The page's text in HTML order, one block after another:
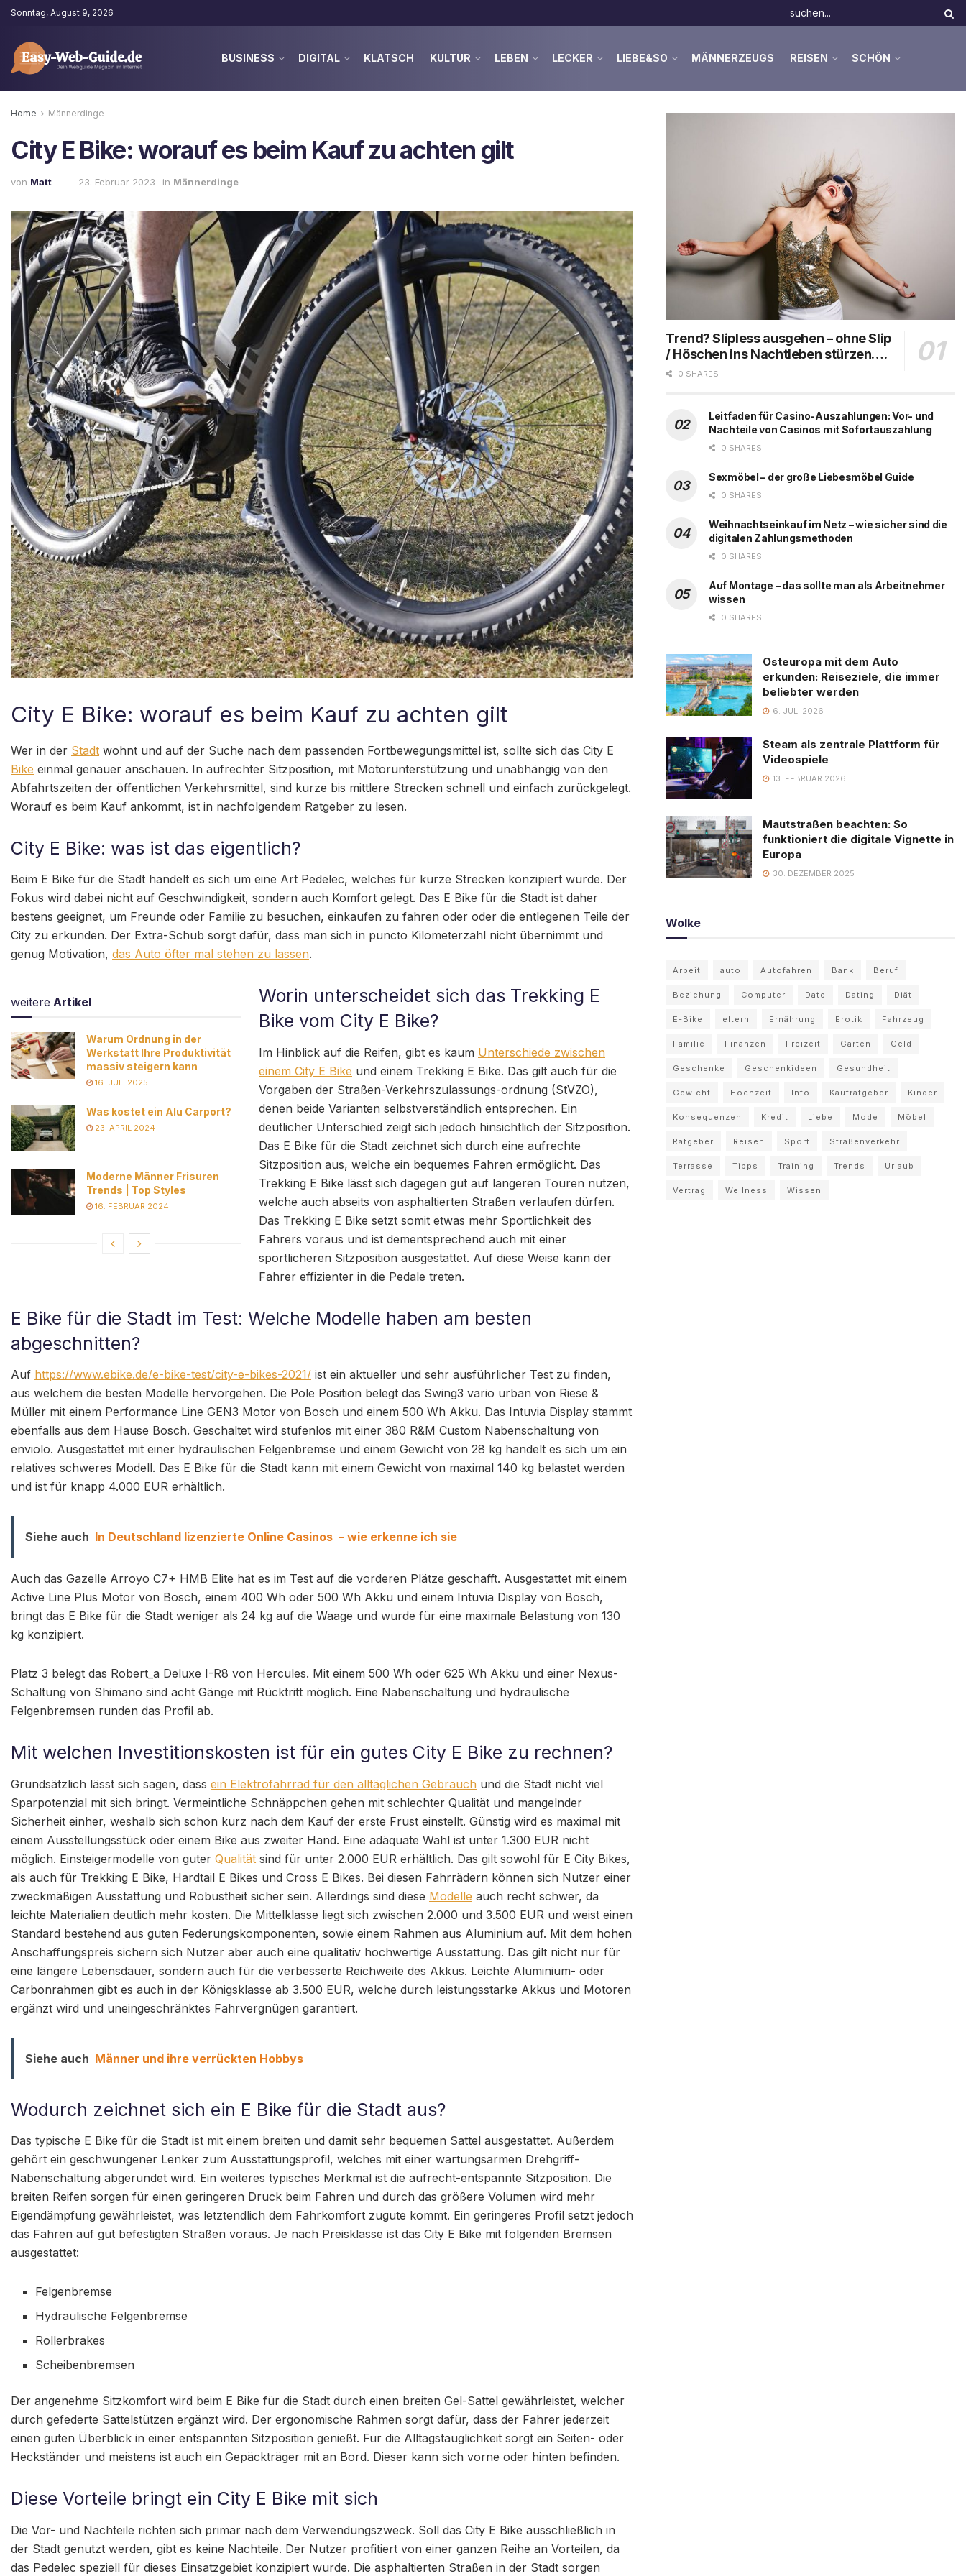
Sonntag, August 9, 2026
BUSINESS DIGITAL KLATSCH KULTUR LEBEN LECKER LIEBE&SO MÄNNERZEUGS REISEN SCHÖN
Home Männerdinge
City E Bike: worauf es beim Kauf zu achten gilt
von Matt 23. Februar 2023 in Männerdinge
City E Bike: worauf es beim Kauf zu achten gilt
Wer in der Stadt wohnt und auf der Suche nach dem passenden Fortbewegungsmittel ist, sollte sich das City E
Bike einmal genauer anschauen. In aufrechter Sitzposition, mit Motorunterstützung und unabhängig von den
Abfahrtszeiten der öffentlichen Verkehrsmittel, sind kurze bis mittlere Strecken schnell und einfach zurückgelegt.
Worauf es beim Kauf ankommt, ist in nachfolgendem Ratgeber zu lesen.
City E Bike: was ist das eigentlich?
Beim E Bike für die Stadt handelt es sich um eine Art Pedelec, welches für kurze Strecken konzipiert wurde. Der
Fokus wird dabei nicht auf Geschwindigkeit, sondern auch Komfort gelegt. Das E Bike für die Stadt ist daher
bestens geeignet, um Freunde oder Familie zu besuchen, einkaufen zu fahren oder oder die entlegenen Teile der
City zu erkunden. Der Extra-Schub sorgt dafür, dass man sich in puncto Kilometerzahl nicht übernimmt und
genug Motivation, das Auto öfter mal stehen zu lassen.
weitere Artikel
Warum Ordnung in der
Werkstatt Ihre Produktivität
massiv steigern kann
16. JULI 2025
Was kostet ein Alu Carport?
23. APRIL 2024
Moderne Männer Frisuren
Trends | Top Styles
16. FEBRUAR 2024
Worin unterscheidet sich das Trekking E
Bike vom City E Bike?
Im Hinblick auf die Reifen, gibt es kaum Unterschiede zwischen
einem City E Bike und einem Trekking E Bike. Das gilt auch für die
Vorgaben der Straßen-Verkehrszulassungs-ordnung (StVZO),
denen beide Varianten selbstverständlich entsprechen. Ein
deutlicher Unterschied zeigt sich jedoch hinsichtlich der Sitzposition.
Das E Bike für die Stadt zeichnet sich durch eine aufrechte
Sitzposition aus, welche ein bequemes Fahren ermöglicht. Das
Trekking E Bike lässt sich dagegen gut auf längeren Touren nutzen,
welche auch abseits von asphaltierten Straßen verlaufen dürfen.
Das Trekking E Bike setzt somit etwas mehr Sportlichkeit des
Fahrers voraus und ist dementsprechend auch mit einer
sportlicheren Sitzposition ausgestattet. Auf diese Weise kann der
Fahrer effizienter in die Pedale treten.
E Bike für die Stadt im Test: Welche Modelle haben am besten
abgeschnitten?
Auf https://www.ebike.de/e-bike-test/city-e-bikes-2021/ ist ein aktueller und sehr ausführlicher Test zu finden,
aus welchem die besten Modelle hervorgehen. Die Pole Position belegt das Swing3 vario urban von Riese &
Müller mit einem Performance Line GEN3 Motor von Bosch und einem 500 Wh Akku. Das Intuvia Display stammt
ebenfalls aus dem Hause Bosch. Geschaltet wird stufenlos mit einer 380 R&M Custom Nabenschaltung von
enviolo. Ausgestattet mit einer hydraulischen Felgenbremse und einem Gewicht von 28 kg handelt es sich um ein
relatives schweres Modell. Das E Bike für die Stadt kann mit einem Gewicht von maximal 140 kg belastet werden
und ist für knapp 4.000 EUR erhältlich.
Siehe auch In Deutschland lizenzierte Online Casinos – wie erkenne ich sie
Auch das Gazelle Arroyo C7+ HMB Elite hat es im Test auf die vorderen Plätze geschafft. Ausgestattet mit einem
Active Line Plus Motor von Bosch, einem 400 Wh oder 500 Wh Akku und einem Intuvia Display von Bosch,
bringt das E Bike für die Stadt weniger als 24 kg auf die Waage und wurde für eine maximale Belastung von 130
kg konzipiert.
Platz 3 belegt das Robert_a Deluxe I-R8 von Hercules. Mit einem 500 Wh oder 625 Wh Akku und einer Nexus-
Schaltung von Shimano sind acht Gänge mit Rücktritt möglich. Eine Nabenschaltung und hydraulische
Felgenbremsen runden das Profil ab.
Mit welchen Investitionskosten ist für ein gutes City E Bike zu rechnen?
Grundsätzlich lässt sich sagen, dass ein Elektrofahrrad für den alltäglichen Gebrauch und die Stadt nicht viel
Sparpotenzial mit sich bringt. Vermeintliche Schnäppchen gehen mit schlechter Qualität und mangelnder
Sicherheit einher, weshalb sich schon kurz nach dem Kauf der erste Frust einstellt. Günstig wird es maximal mit
einem Ausstellungsstück oder einem Bike aus zweiter Hand. Eine adäquate Wahl ist unter 1.300 EUR nicht
möglich. Einsteigermodelle von guter Qualität sind für unter 2.000 EUR erhältlich. Das gilt sowohl für E City Bikes,
als auch für Trekking E Bike, Hardtail E Bikes und Cross E Bikes. Bei diesen Fahrrädern können sich Nutzer einer
zweckmäßigen Ausstattung und Robustheit sicher sein. Allerdings sind diese Modelle auch recht schwer, da
leichte Materialien deutlich mehr kosten. Die Mittelklasse liegt sich zwischen 2.000 und 3.500 EUR und weist einen
Standard bestehend aus guten Federungskomponenten, sowie einem Rahmen aus Aluminium auf. Mit dem hohen
Anschaffungspreis sichern sich Nutzer aber auch eine qualitativ hochwertige Ausstattung. Das gilt nicht nur für
eine längere Lebensdauer, sondern auch für die verbesserte Reichweite des Akkus. Leichte Aluminium- oder
Carbonrahmen gibt es auch in der Königsklasse ab 3.500 EUR, welche durch leistungsstarke Akkus und Motoren
ergänzt wird und uneingeschränktes Fahrvergnügen garantiert.
Siehe auch Männer und ihre verrückten Hobbys
Wodurch zeichnet sich ein E Bike für die Stadt aus?
Das typische E Bike für die Stadt ist mit einem breiten und damit sehr bequemen Sattel ausgestattet. Außerdem
gehört ein geschwungener Lenker zum Ausstattungsprofil, welches mit einer wartungsarmen Drehgriff-
Nabenschaltung abgerundet wird. Ein weiteres typisches Merkmal ist die aufrecht-entspannte Sitzposition. Die
breiten Reifen sorgen für einen geringeren Druck beim Fahren und durch das größere Volumen wird mehr
Eigendämpfung gewährleistet, was letztendlich dem Fahrkomfort zugute kommt. Ein geringeres Profil setzt jedoch
das Fahren auf gut befestigten Straßen voraus. Je nach Preisklasse ist das City E Bike mit folgenden Bremsen
ausgestattet:
Felgenbremse
Hydraulische Felgenbremse
Rollerbrakes
Scheibenbremsen
Der angenehme Sitzkomfort wird beim E Bike für die Stadt durch einen breiten Gel-Sattel gewährleistet, welcher
durch gefederte Sattelstützen ergänzt wird. Der ergonomische Rahmen sorgt dafür, dass der Fahrer jederzeit
einen guten Überblick in einer entspannten Sitzposition genießt. Für die Alltagstauglichkeit sorgt ein Seiten- oder
Heckständer und meistens ist auch ein Gepäckträger mit an Bord. Dieser kann sich vorne oder hinten befinden.
Diese Vorteile bringt ein City E Bike mit sich
Die Vor- und Nachteile richten sich primär nach dem Verwendungszweck. Soll das City E Bike ausschließlich in
der Stadt genutzt werden, gibt es keine Nachteile. Der Nutzer profitiert von einer ganzen Reihe an Vorteilen, da
das Pedelec speziell für dieses Einsatzgebiet konzipiert wurde. Die asphaltierten Straßen in der Stadt sorgen
Trend? Slipless ausgehen – ohne Slip
/ Höschen ins Nachtleben stürzen….
0 SHARES
Leitfaden für Casino-Auszahlungen: Vor- und
Nachteile von Casinos mit Sofortauszahlung
0 SHARES
Sexmöbel – der große Liebesmöbel Guide
0 SHARES
Weihnachtseinkauf im Netz – wie sicher sind die
digitalen Zahlungsmethoden
0 SHARES
Auf Montage – das sollte man als Arbeitnehmer
wissen
0 SHARES
Osteuropa mit dem Auto
erkunden: Reiseziele, die immer
beliebter werden
6. JULI 2026
Steam als zentrale Plattform für
Videospiele
13. FEBRUAR 2026
Mautstraßen beachten: So
funktioniert die digitale Vignette in
Europa
30. DEZEMBER 2025
Wolke
Arbeit auto Autofahren Bank Beruf
Beziehung Computer Date Dating Diät
E-Bike eltern Ernährung Erotik Fahrzeug
Familie Finanzen Freizeit Garten Geld
Geschenke Geschenkideen Gesundheit
Gewicht Hochzeit Info Kaufratgeber Kinder
Konsequenzen Kredit Liebe Mode Möbel
Ratgeber Reisen Sport Straßenverkehr
Terrasse Tipps Training Trends Urlaub
Vertrag Wellness Wissen